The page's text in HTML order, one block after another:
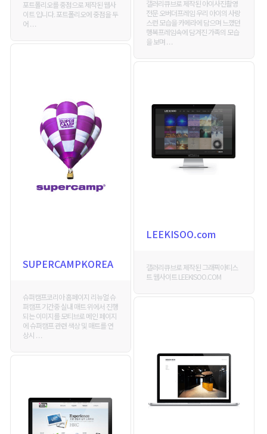
갤러리큐브로 제작된 아이사진촬영
전문 오버더프레임 우리 아이의 사랑
스런 모습을 카메라에 담으며 느꼈던
행복프레임속에 담겨진 가족의 모습
을 보며 . . .
포트폴리오를 중점으로 제작된 웹사
이트 입니다. 포트폴리오에 중점을 두
어 . . .
SUPERCAMPKOREA
슈퍼캠프코리아 홈페이지 리뉴얼 슈
퍼캠프 기간중 실내 매트 위에서 진행
되는 이미지를 모티브로 메인 페이지
에 슈퍼캠프 관련 색상 및 매트를 연
상시 . . .
LEEKISOO.com
갤러리큐브로 제작된 그래픽아티스
트 웹사이트 LEEKISOO.COM